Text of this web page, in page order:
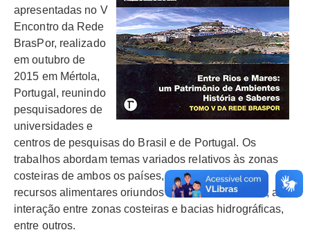
apresentadas no V
Encontro da Rede
BrasPor, realizado
em outubro de
2015 em Mértola,
Portugal, reunindo
pesquisadores de
universidades e
centros de pesquisas do Brasil e de Portugal. Os
trabalhos abordam temas variados relativos às zonas
costeiras de ambos os países, como a pesca e os
recursos alimentares oriundos do mar, a salicultura, a
interação entre zonas costeiras e bacias hidrográficas,
entre outros.